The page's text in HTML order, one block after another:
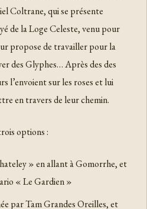
Coltrane, qui se présente
de la Loge Celeste, venu pour
propose de travailler pour la
des Glyphes… Après des des
l’envoient sur les roses et lui
en travers de leur chemin.
options :
» en allant à Gomorrhe, et
« Le Gardien »
par Tam Grandes Oreilles, et